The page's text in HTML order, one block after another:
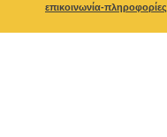
επικοινωνία-πληροφορίες